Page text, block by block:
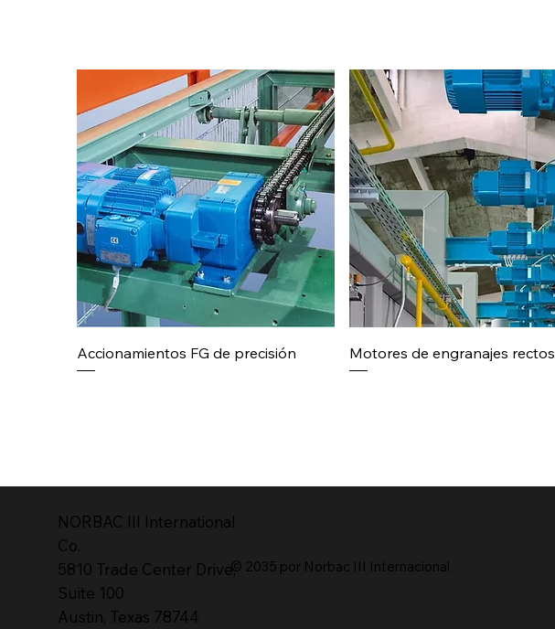
Accionamientos FG de precisión Motores de engranajes rectos
NORBAC lll International
Co.
5810 Trade Center Drive,
Suite 100
Austin, Texas 78744
© 2035 por Norbac III Internacional